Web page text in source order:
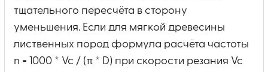
тщательного пересчёта в сторону
уменьшения. Если для мягкой древесины
лиственных пород формула расчёта частоты
n = 1000 * Vc / (π * D) при скорости резания Vc